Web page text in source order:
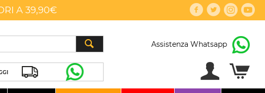
A 39,90€
Assistenza Whatsapp